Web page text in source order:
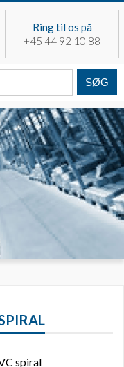
Ring til os på
+45 44 92 10 88
Søg
fra:
spiral